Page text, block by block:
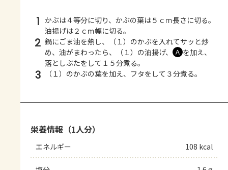
1 かぶは４等分に切り、かぶの葉は５ｃｍ長さに切る。
油揚げは２ｃｍ幅に切る。
2 鍋にごま油を熱し、（１）のかぶを入れてサッと炒
め、油がまわったら、（１）の油揚げ、
Ａ を加え、
落としぶたをして１５分煮る。
3 （１）のかぶの葉を加え、フタをして３分煮る。
栄養情報（1人分）
エネルギー 108 kcal